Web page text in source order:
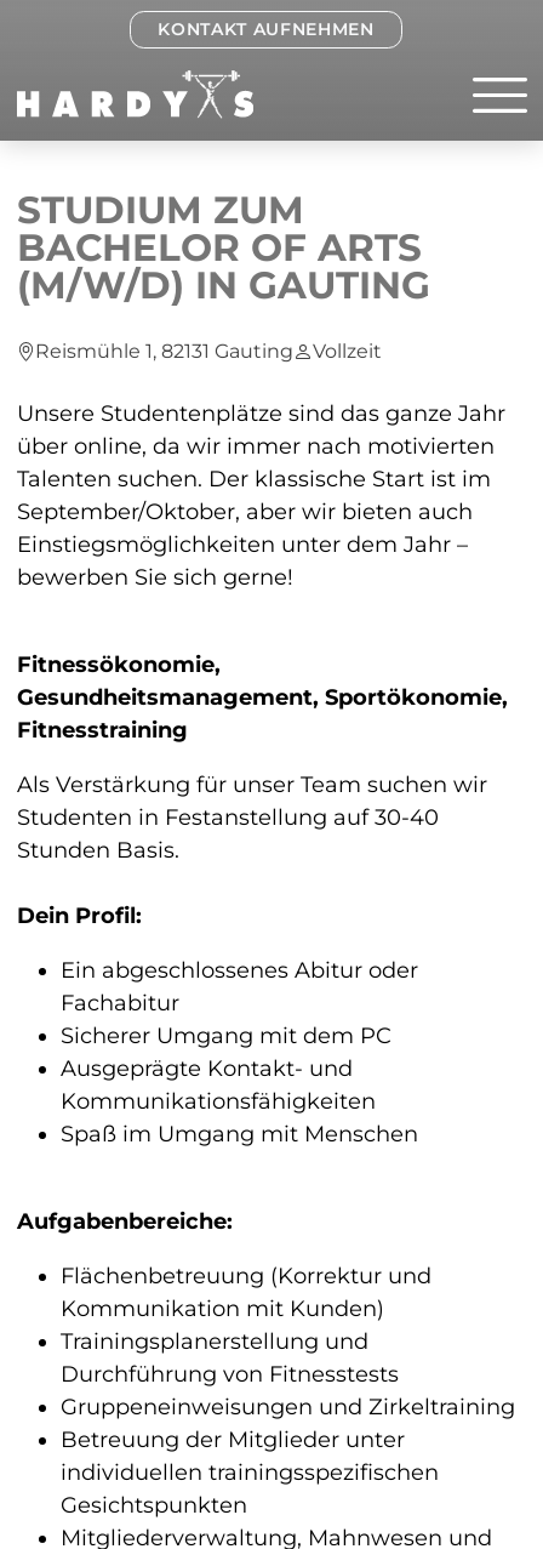
KONTAKT AUFNEHMEN
STUDIUM ZUM
BACHELOR OF ARTS
(M/W/D) IN GAUTING
Reismühle 1, 82131 Gauting Vollzeit
Unsere Studentenplätze sind das ganze Jahr
über online, da wir immer nach motivierten
Talenten suchen. Der klassische Start ist im
September/Oktober, aber wir bieten auch
Einstiegsmöglichkeiten unter dem Jahr –
bewerben Sie sich gerne!
Fitnessökonomie,
Gesundheitsmanagement, Sportökonomie,
Fitnesstraining
Als Verstärkung für unser Team suchen wir
Studenten in Festanstellung auf 30-40
Stunden Basis.
Dein Profil:
Ein abgeschlossenes Abitur oder
Fachabitur
Sicherer Umgang mit dem PC
Ausgeprägte Kontakt- und
Kommunikationsfähigkeiten
Spaß im Umgang mit Menschen
Aufgabenbereiche:
Flächenbetreuung (Korrektur und
Kommunikation mit Kunden)
Trainingsplanerstellung und
Durchführung von Fitnesstests
Gruppeneinweisungen und Zirkeltraining
Betreuung der Mitglieder unter
individuellen trainingsspezifischen
Gesichtspunkten
Mitgliederverwaltung, Mahnwesen und